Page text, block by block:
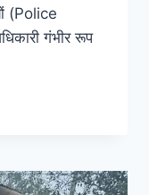
(Police
गंभीर रूप